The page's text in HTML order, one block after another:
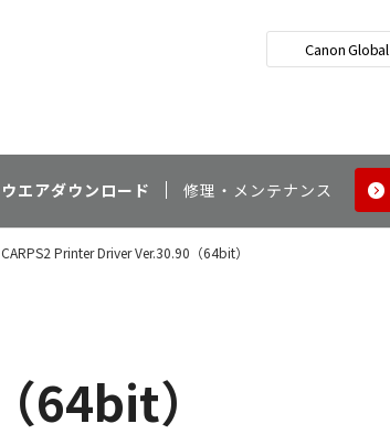
Canon Global
エアダウンロード 修理・メンテナンス
CARPS2 Printer Driver Ver.30.90（64bit）
64bit）